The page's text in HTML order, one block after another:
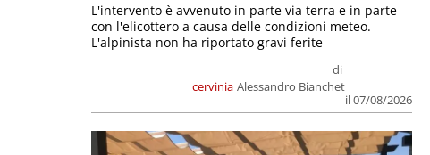
cervinia
di
Alessandro Bianchet
il 07/08/2026
L'intervento è avvenuto in parte via terra e in parte
con l'elicottero a causa delle condizioni meteo.
L'alpinista non ha riportato gravi ferite